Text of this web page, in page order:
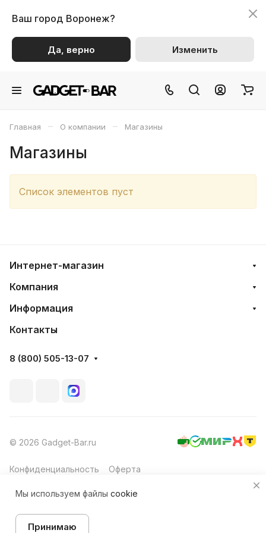
Ваш город Воронеж?
Да, верно Изменить
Главная – О компании – Магазины
Магазины
Список элементов пуст
Интернет-магазин
Компания
Информация
Контакты
8 (800) 505-13-07
© 2026 Gadget-Bar.ru
Конфиденциальность Оферта
Мы используем файлы cookie
Принимаю